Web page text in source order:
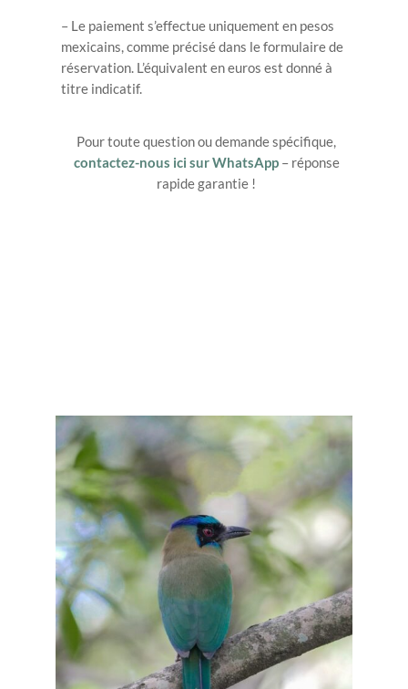
– Le paiement s’effectue uniquement en pesos
mexicains, comme précisé dans le formulaire de
réservation. L’équivalent en euros est donné à
titre indicatif.
Pour toute question ou demande spécifique,
contactez-nous ici sur WhatsApp– réponse
rapide garantie !